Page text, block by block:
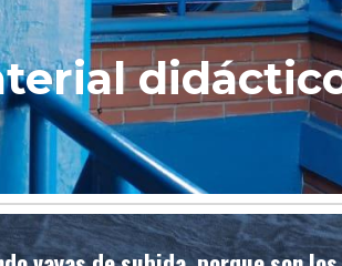
didáctico